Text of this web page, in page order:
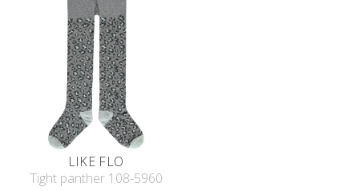
LIKE FLO
Tight panther 108-5960